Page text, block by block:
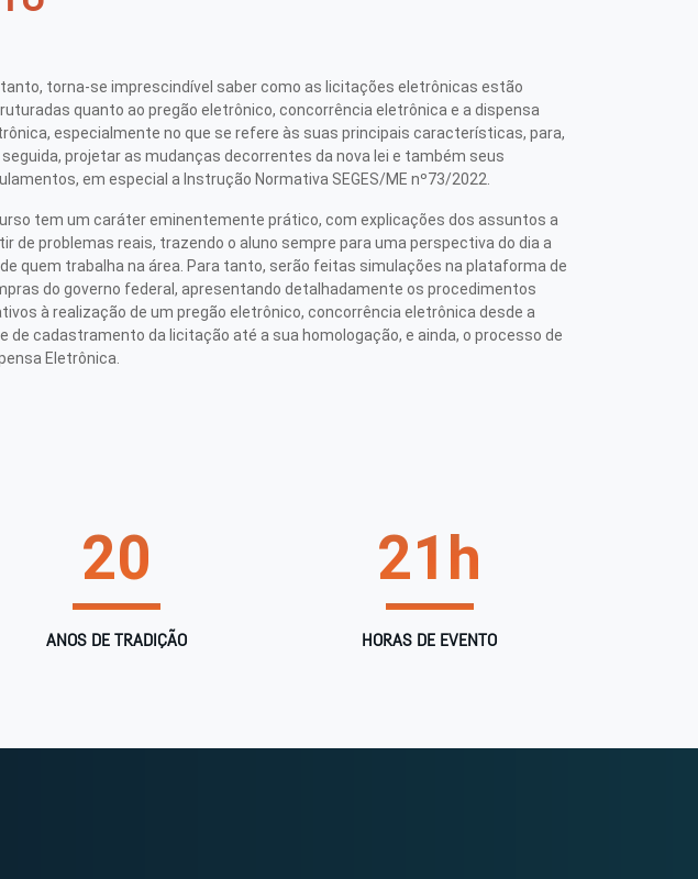
torna-se imprescindível saber como as licitações eletrônicas estão
quanto ao pregão eletrônico, concorrência eletrônica e a dispensa
especialmente no que se refere às suas principais características, para,
projetar as mudanças decorrentes da nova lei e também seus
em especial a Instrução Normativa SEGES/ME nº73/2022.
tem um caráter eminentemente prático, com explicações dos assuntos a
de problemas reais, trazendo o aluno sempre para uma perspectiva do dia a
quem trabalha na área. Para tanto, serão feitas simulações na plataforma de
do governo federal, apresentando detalhadamente os procedimentos
à realização de um pregão eletrônico, concorrência eletrônica desde a
de cadastramento da licitação até a sua homologação, e ainda, o processo de
Eletrônica.
20
ANOS DE TRADIÇÃO
21 h
HORAS DE EVENTO